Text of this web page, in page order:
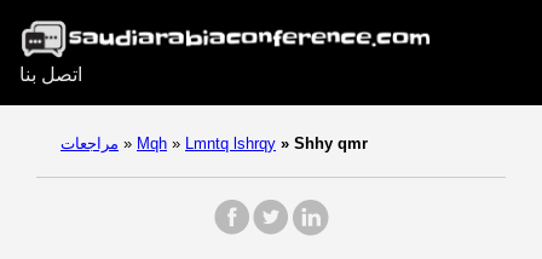
اتصل بنا
مراجعات » Mqh » Lmntq lshrqy » Shhy qmr